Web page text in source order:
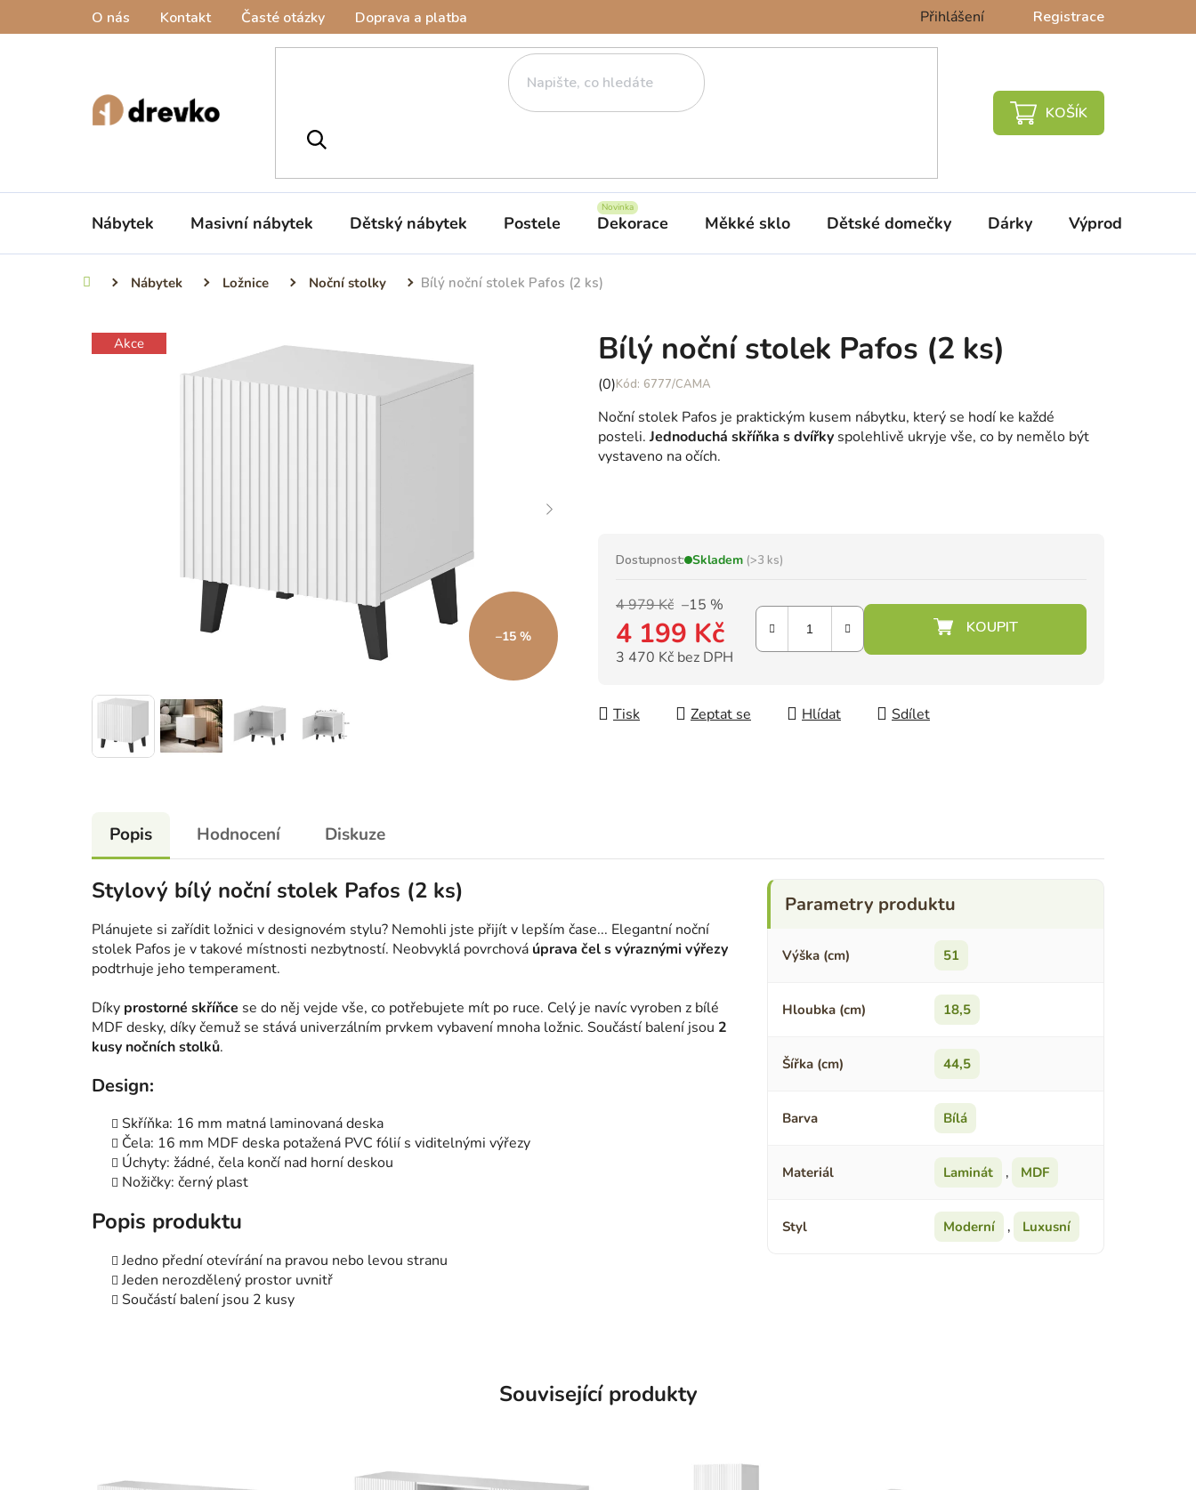
O nás Kontakt Časté otázky Doprava a platba Přihlášení Registrace
NÁKUPNÍ
Nábytek Masivní nábytek Dětský nábytek Postele Dekorace Měkké sklo Dětské domečky Dárky Výprodej %
Domů Nábytek Ložnice Noční stolky Bílý noční stolek Pafos (2 ks)
Bílý noční stolek Pafos (2 ks)
Průměrné
produktu
je
0,0
(0) 6777/CAMA
Noční stolek Pafos je praktickým kusem nábytku, který se hodí ke každé
posteli. Jednoduchá skříňka s dvířky spolehlivě ukryje vše, co by nemělo být
vystaveno na očích.
Dostupnost: Skladem (>3 ks)
4 979 Kč –15 %
4 199 Kč
3 470 Kč bez DPH
Tisk
Zeptat se Hlídat Sdílet
Akce
–15 %
Popis Hodnocení Diskuze
Stylový bílý noční stolek Pafos (2 ks)
Plánujete si zařídit ložnici v designovém stylu? Nemohli jste přijít v lepším čase... Elegantní noční
stolek Pafos je v takové místnosti nezbytností. Neobvyklá povrchová úprava čel s výraznými výřezy
podtrhuje jeho temperament.
Díky prostorné skříňce se do něj vejde vše, co potřebujete mít po ruce. Celý je navíc vyroben z bílé
MDF desky, díky čemuž se stává univerzálním prvkem vybavení mnoha ložnic. Součástí balení jsou 2
kusy nočních stolků.
Design:
Skříňka: 16 mm matná laminovaná deska
Čela: 16 mm MDF deska potažená PVC fólií s viditelnými výřezy
Úchyty: žádné, čela končí nad horní deskou
Nožičky: černý plast
Popis produktu
Jedno přední otevírání na pravou nebo levou stranu
Jeden nerozdělený prostor uvnitř
Součástí balení jsou 2 kusy
Výška (cm) 51
Hloubka (cm) 18,5
Šířka (cm) 44,5
Barva Bílá
Materiál Laminát , MDF
Styl Moderní , Luxusní
Související produkty